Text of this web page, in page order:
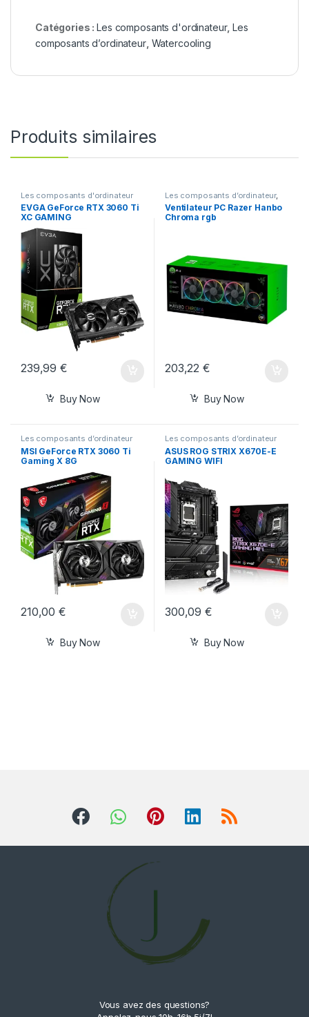
Catégories :Les composants d'ordinateur,Les
composants d’ordinateur, Watercooling
Produits similaires
Les composants d'ordinateur
EVGA GeForce RTX 3060 Ti
XC GAMING
239,99€
Buy Now
Les composants d’ordinateur,
Watercooling
Ventilateur PC Razer Hanbo
Chroma rgb
203,22€
Buy Now
Les composants d’ordinateur
MSI GeForce RTX 3060 Ti
Gaming X 8G
210,00€
Buy Now
Les composants d’ordinateur
ASUS ROG STRIX X670E-E
GAMING WIFI
300,09€
Buy Now
Vous avez des questions?